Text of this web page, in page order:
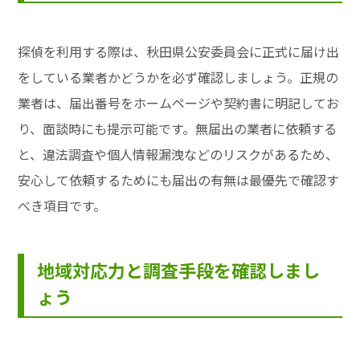
探偵を利用する際は、秋田県公安委員会に正式に届け出
をしている業者かどうかを必ず確認しましょう。正規の
業者は、届出番号をホームページや契約書に明記してお
り、面談時にも提示可能です。無届出の業者に依頼する
と、違法調査や個人情報漏洩などのリスクがあるため、
安心して依頼するためにも届出の有無は最優先で確認す
べき項目です。
地域対応力と調査手段を確認しまし
ょう